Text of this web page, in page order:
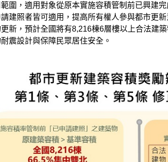
圍，適用對象從原本實施容積管制前已興建
建照者皆可適用，提高所有權人參與都市更
新，預計全國將有8,216棟6層樓以上合法建
震設計與保障民眾居住安全。